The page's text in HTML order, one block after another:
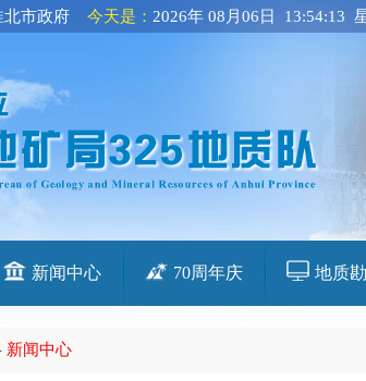
北市政府 今天是： 2026年 08月06日 13:54:13
新闻中心 70周年庆 地质
新闻中心